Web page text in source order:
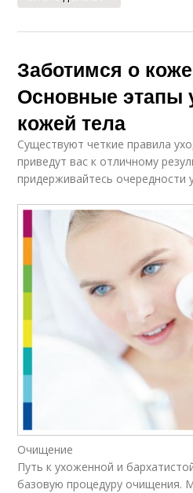
Заботимся о
Основные этапы
кожей тела
Существуют четкие правила
приведут вас к отличному
придерживайтесь очередности
Очищение
Путь к ухоженной и
базовую процедуру очищения.